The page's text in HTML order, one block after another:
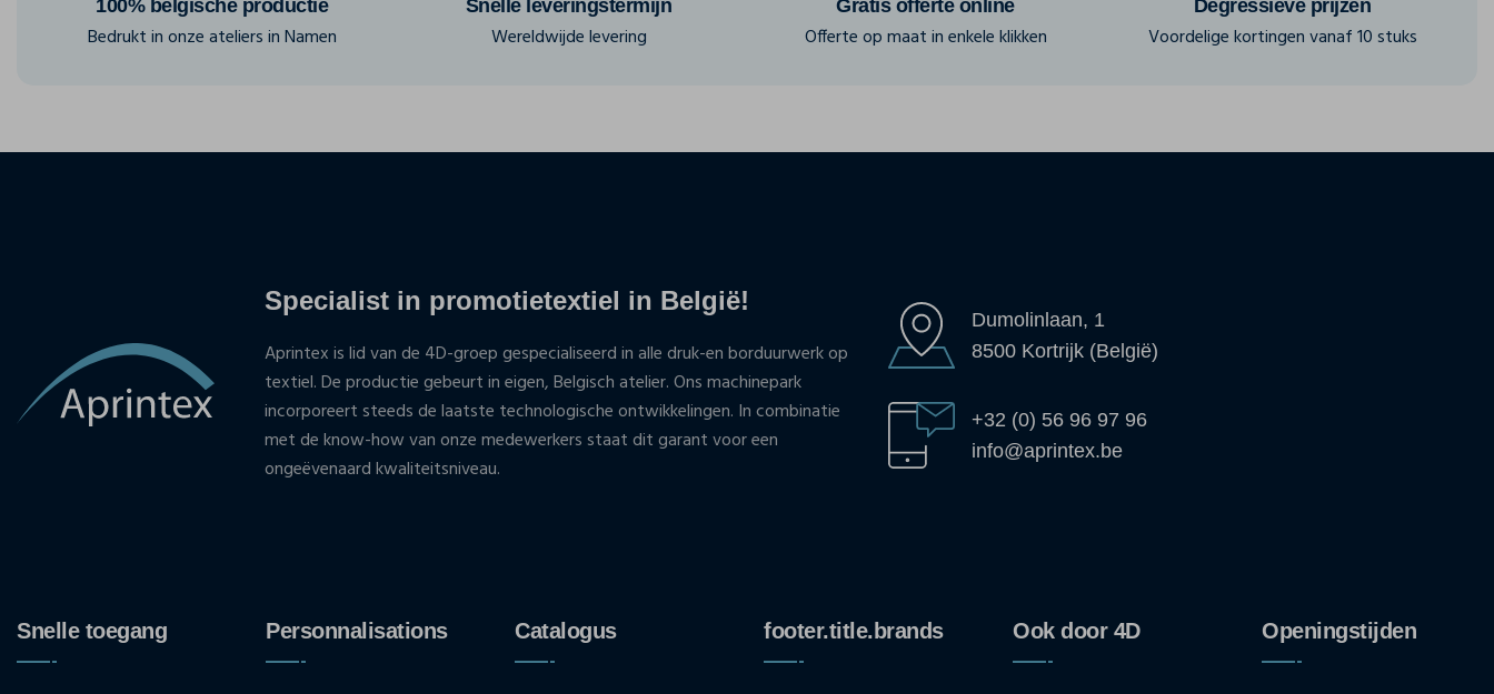
100% belgische productie
Bedrukt in onze ateliers in Namen
Snelle leveringstermijn
Wereldwijde levering
Gratis offerte online
Offerte op maat in enkele klikken
Degressieve prijzen
Voordelige kortingen vanaf 10 stuks
Specialist in promotietextiel in België!
Aprintex is lid van de 4D-groep gespecialiseerd in alle druk-en borduurwerk op
textiel. De productie gebeurt in eigen, Belgisch atelier. Ons machinepark
incorporeert steeds de laatste technologische ontwikkelingen. In combinatie
met de know-how van onze medewerkers staat dit garant voor een
ongeëvenaard kwaliteitsniveau.
Dumolinlaan, 1
8500 Kortrijk (België)
+32 (0) 56 96 97 96
info@aprintex.be
Snelle toegang Personnalisations Catalogus footer.title.brands Ook door 4D Openingstijden